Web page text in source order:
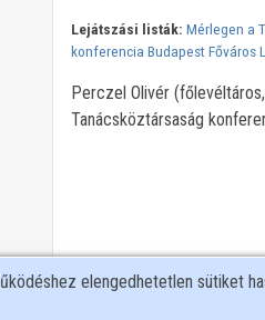
Lejátszási listák: Mérlegen a
konferencia Budapest Főváros
Perczel Olivér
Tanácsköztársaság
elengedhetetlen sütiket